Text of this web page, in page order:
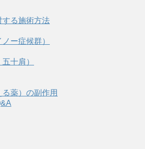
する施術方法
ー症候群）
十肩）
薬）の副作用